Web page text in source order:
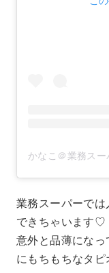
業務スーパーで
できちゃいます♡
意外と品薄にな
にもちもちなタピ